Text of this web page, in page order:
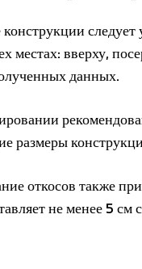
следует
местах: вверху,
данных.
размеры
откосов также
не менее 5